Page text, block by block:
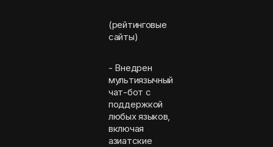
(рейтинговые
сайты)
- Внедрен
мультиязычный
чат-бот c
поддержкой
любых языков,
включая
азиатские